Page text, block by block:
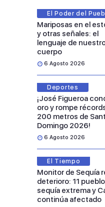
El Poder del
Mariposas en el
y otras señales: el
lenguaje de
cuerpo
6 Agosto 2026
Deportes
¡José Figueroa
oro y rompe
200 metros de
Domingo 2026!
6 Agosto 2026
El Tiempo
Monitor de Sequía
deterioro: 11
sequía extrema y
continúa afectado